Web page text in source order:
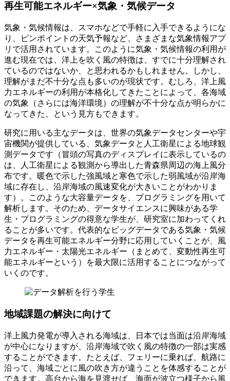
再生可能エネルギー×気象・気候データ
気象・気候情報は、スマホなどで手軽に入手できるようにな
り、ピンポイントの天気予報など、さまざまな気象情報アプ
リで活用されています。このように気象・気候情報の利用が
進む現在では、洋上を吹く風の特徴は、すでに十分理解され
ているのではないか、と思われるかもしれません。しかし、
理解がまだ不十分な点も多いのが現状です。むしろ、洋上風
力エネルギーの利用が本格化してきたことによって、各海域
の気象（さらには海洋環境）の理解が不十分な点が明らかに
なってきた、という見方もできます。
研究に用いる主なデータは、世界の気象データセンターや宇
宙機関が提供している、気象データと人工衛星による地球観
測データです（冒頭の写真のディスプレイに表示しているの
は、人工衛星による観測から導出した青森県周辺の海上風分
布です。暖色で示した強風域と寒色で示した弱風域が沿岸海
域に存在し、沿岸海域の風速変化が大きいことがわかりま
す）。このような大容量データを、プログラミングを用いて
解析します。そのため、データサイエンスに興味がある学
生・プログラミングの得意な学生が、研究室に加わってくれ
ることが多いです。代表的なビッグデータである気象・気候
データを再生可能エネルギー分野に応用していくことが、風
力エネルギー・太陽光エネルギー（まとめて、変動性再生可
能エネルギーという）を最大限に活用することにつながって
いくのです。
地域課題の解決に向けて
洋上風力発電が導入される海域は、日本では当面は沿岸海域
が中心になりますが、沿岸海域で吹く風の特徴の一部は実感
することができます。たとえば、フェリーに乗れば、航路に
沿って、海域ごとに風の吹き方が違うことを体感することが
できます。高台から海を見渡せば、海面が波立つ様子から風